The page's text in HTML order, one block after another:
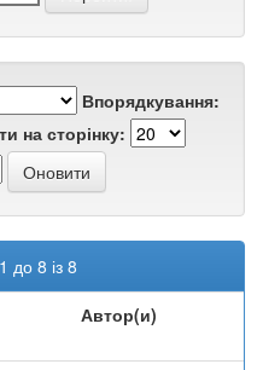
Впорядкування:
на сторінку:
до 8 із 8
Автор(и)